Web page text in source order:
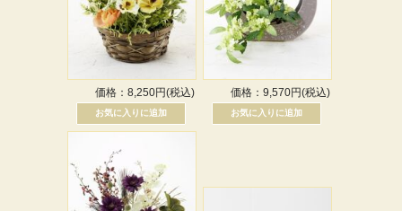
価格：8,250円(税込) 価格：9,570円(税込)